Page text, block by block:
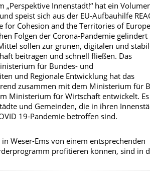
„Perspektive Innenstadt!“ hat ein
speist sich aus der EU-Aufbauhilfe
for Cohesion and the Territories of
Folgen der Corona-Pandemie gelindert
sollen zur grünen, digitalen und
beitragen und schnell fließen. Das
für Bundes- und
und Regionale Entwicklung hat das
zusammen mit dem Ministerium für
Ministerium für Wirtschaft entwickelt. Es
und Gemeinden, die in ihren
19-Pandemie betroffen sind.
Weser-Ems von einem entsprechenden
profitieren können, sind in